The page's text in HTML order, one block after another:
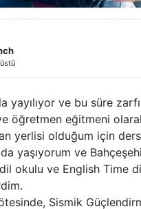
yayılıyor ve bu süre
öğretmen eğitmeni
yerlisi olduğum için
yaşıyorum ve
okulu ve English Time
Sismik